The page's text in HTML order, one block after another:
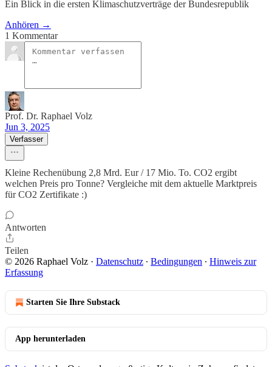
Ein Blick in die ersten Klimaschutzverträge der Bundesrepublik
Anhören →
1 Kommentar
Prof. Dr. Raphael Volz
Jun 3, 2025
Verfasser
Kleine Rechenübung 2,8 Mrd. Eur / 17 Mio. To. CO2 ergibt
welchen Preis pro Tonne? Vergleiche mit dem aktuelle Marktpreis
für CO2 Zertifikate :)
Antworten
Teilen
© 2026 Raphael Volz · Datenschutz ∙ Bedingungen ∙ Hinweis zur
Erfassung
Starten Sie Ihre Substack
App herunterladen